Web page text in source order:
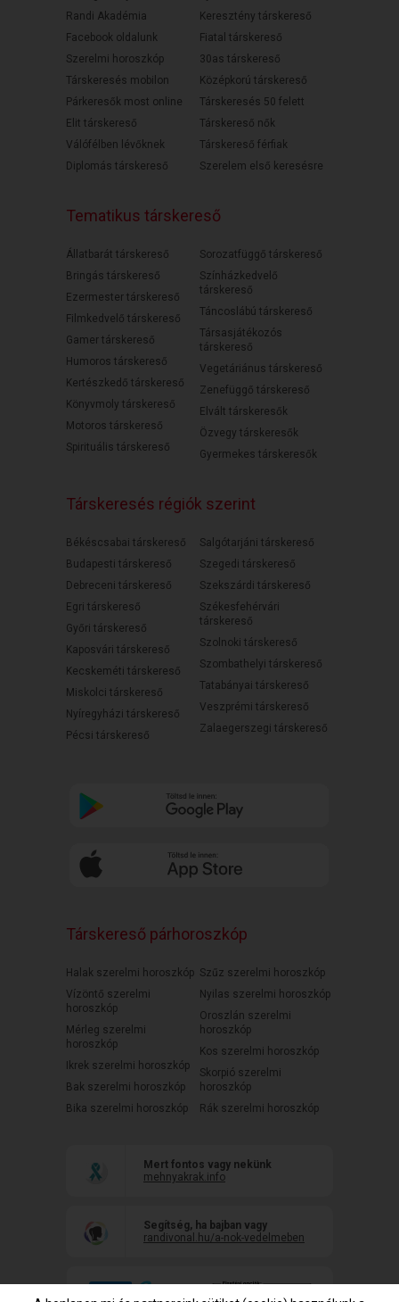
Randi Akadémia
Facebook oldalunk
Szerelmi horoszkóp
Társkeresés mobilon
Párkeresők most online
Elit társkereső
Válófélben lévőknek
Diplomás társkereső
Keresztény társkereső
Fiatal társkereső
30as társkereső
Középkorú társkereső
Társkeresés 50 felett
Társkereső nők
Társkereső férfiak
Szerelem első keresésre
Tematikus társkereső
Állatbarát társkereső
Bringás társkereső
Ezermester társkereső
Filmkedvelő társkereső
Gamer társkereső
Humoros társkereső
Kertészkedő társkereső
Könyvmoly társkereső
Motoros társkereső
Spirituális társkereső
Sorozatfüggő társkereső
Színházkedvelő
társkereső
Táncoslábú társkereső
Társasjátékozós
társkereső
Vegetáriánus társkereső
Zenefüggő társkereső
Elvált társkeresők
Özvegy társkeresők
Gyermekes társkeresők
Társkeresés régiók szerint
Békéscsabai társkereső
Budapesti társkereső
Debreceni társkereső
Egri társkereső
Győri társkereső
Kaposvári társkereső
Kecskeméti társkereső
Miskolci társkereső
Nyíregyházi társkereső
Pécsi társkereső
Salgótarjáni társkereső
Szegedi társkereső
Szekszárdi társkereső
Székesfehérvári
társkereső
Szolnoki társkereső
Szombathelyi társkereső
Tatabányai társkereső
Veszprémi társkereső
Zalaegerszegi társkereső
Társkereső párhoroszkóp
Halak szerelmi horoszkóp
Vízöntő szerelmi
horoszkóp
Mérleg szerelmi
horoszkóp
Ikrek szerelmi horoszkóp
Bak szerelmi horoszkóp
Bika szerelmi horoszkóp
Szűz szerelmi horoszkóp
Nyilas szerelmi horoszkóp
Oroszlán szerelmi
horoszkóp
Kos szerelmi horoszkóp
Skorpió szerelmi
horoszkóp
Rák szerelmi horoszkóp
Mert fontos vagy nekünk
mehnyakrak.info
Segítség, ha bajban vagy
randivonal.hu/a-nok-vedelmeben